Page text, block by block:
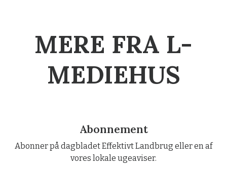
MERE FRA L-
MEDIEHUS
Abonnement
Abonner på dagbladet Effektivt Landbrug eller en af
vores lokale ugeaviser.